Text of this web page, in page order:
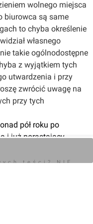
Dogodny
do Rynku), Bielan
W okolicy
Aleję Piastów z
to siedziby Twojej
się dzielnica
stanowią wciąż
Twojej firmy.
wolnego miejsca
biurowca są same
to chyba określenie
własnego
takie ogólnodostępne
z wyjątkiem tych
utwardzenia i przy
zwrócić uwagę na
przy tych
i już porastający
wietrznej pogodzie
z parkingu i przejazd
teści? NIE